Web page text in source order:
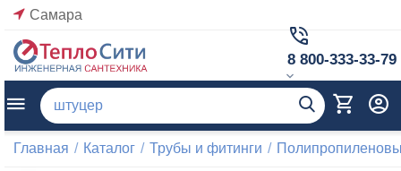
Самара
8 800-333-33-79
Главная / Каталог / Трубы и фитинги /